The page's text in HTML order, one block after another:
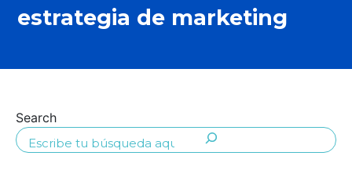
estrategia de marketing
Search